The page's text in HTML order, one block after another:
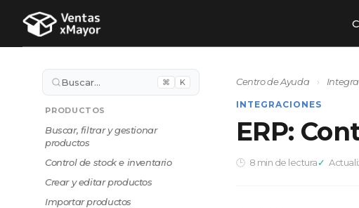
Buscar… ⌘ K
PRODUCTOS
Buscar, filtrar y gestionar
productos
Control de stock e inventario
Crear y editar productos
Importar productos
Centro de Ayuda ›
INTEGRACIONES
ERP:
8 min de lectura